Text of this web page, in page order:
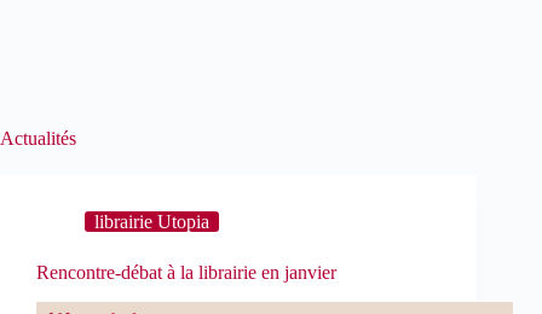
Actualités
librairie Utopia
Rencontre-débat à la librairie en janvier